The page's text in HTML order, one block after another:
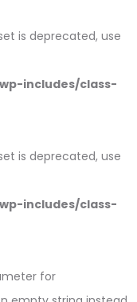
is deprecated, use
includes/class-
is deprecated, use
includes/class-
for